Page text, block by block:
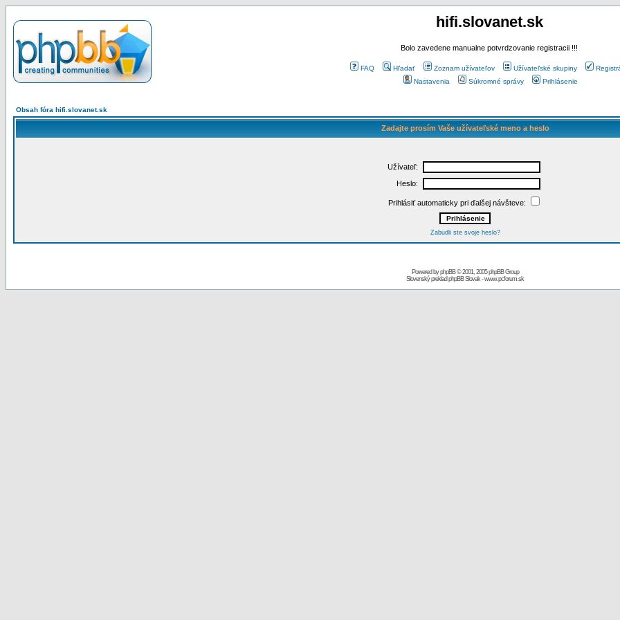
hifi.slovanet.sk
Bolo zavedene manualne potvrdzovanie registracii !!!
FAQ Hľadať Zoznam užívateľov Užívateľské skupiny
Nastavenia
Súkromné správy Prihlásenie
Obsah fóra hifi.slovanet.sk
Zadajte prosím Vaše užívateľské meno a heslo
Užívateľ:
Heslo:
Prihlásiť automaticky pri ďalšej návšteve:
Zabudli ste svoje heslo?
Powered byphpBB© 2001, 2005 phpBB Group
Slovenský preklad phpBB Slovak-www.pcforum.sk